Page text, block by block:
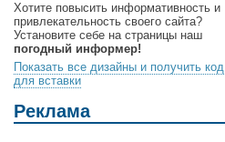
Хотите повысить информативность и
привлекательность своего сайта?
Установите себе на страницы наш
погодный информер!
Показать все дизайны и получить код
для вставки
Реклама